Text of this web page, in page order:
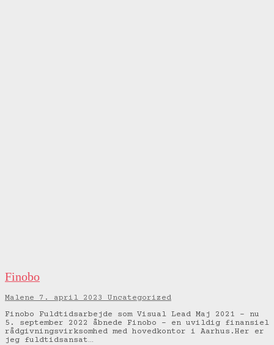
Finobo
Malene 7. april 2023
Uncategorized
Finobo Fuldtidsarbejde som Visual Lead Maj 2021 – nu
5. september 2022 åbnede Finobo – en uvildig finansiel
rådgivningsvirksomhed med hovedkontor i Aarhus.Her er
jeg fuldtidsansat…